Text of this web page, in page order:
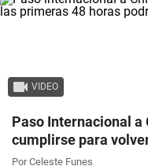
VIDEO
Paso Internacional a
cumplirse para
Por Celeste Funes